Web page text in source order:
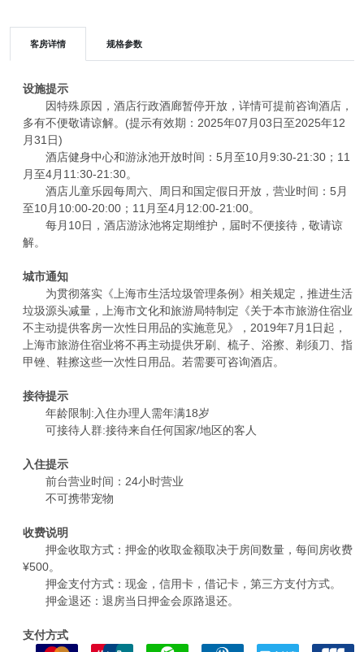
客房详情 规格参数
设施提示
因特殊原因，酒店行政酒廊暂停开放，详情可提前咨询酒店，
多有不便敬请谅解。(提示有效期：2025年07月03日至2025年12
月31日)
酒店健身中心和游泳池开放时间：5月至10月9:30-21:30；11
月至4月11:30-21:30。
酒店儿童乐园每周六、周日和国定假日开放，营业时间：5月
至10月10:00-20:00；11月至4月12:00-21:00。
每月10日，酒店游泳池将定期维护，届时不便接待，敬请谅
解。
城市通知
为贯彻落实《上海市生活垃圾管理条例》相关规定，推进生活
垃圾源头减量，上海市文化和旅游局特制定《关于本市旅游住宿业
不主动提供客房一次性日用品的实施意见》，2019年7月1日起，
上海市旅游住宿业将不再主动提供牙刷、梳子、浴擦、剃须刀、指
甲锉、鞋擦这些一次性日用品。若需要可咨询酒店。
接待提示
年龄限制:入住办理人需年满18岁
可接待人群:接待来自任何国家/地区的客人
入住提示
前台营业时间：24小时营业
不可携带宠物
收费说明
押金收取方式：押金的收取金额取决于房间数量，每间房收费
¥500。
押金支付方式：现金，信用卡，借记卡，第三方支付方式。
押金退还：退房当日押金会原路退还。
支付方式